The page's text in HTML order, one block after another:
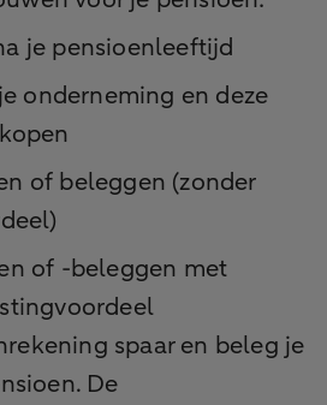
je pensioenleeftijd
onderneming en deze
of beleggen (zonder
of -beleggen met
spaar en beleg je
De